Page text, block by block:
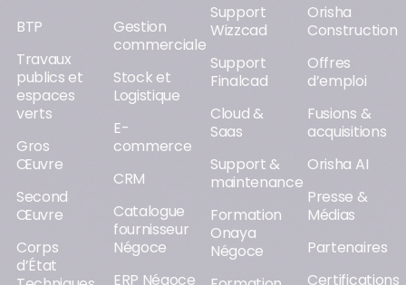
BTP
Travaux
publics et
espaces
verts
Gros
Œuvre
Second
Œuvre
Corps
d’État
Gestion
commerciale
Stock et
Logistique
E-
commerce
CRM
Catalogue
fournisseur
Négoce
ERP Négoce
Support
Wizzcad
Support
Finalcad
Cloud &
Saas
Support &
maintenance
Formation
Onaya
Négoce
Orisha
Construction
Offres
d’emploi
Fusions &
acquisitions
Orisha AI
Presse &
Médias
Partenaires
Certifications